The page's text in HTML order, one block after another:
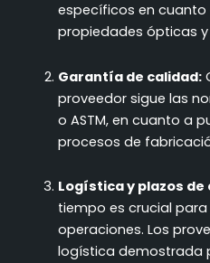
específicos en cuanto
propiedades ópticas
Garantía de calidad:
proveedor sigue las
o ASTM, en cuanto a
procesos de
Logística y plazos
tiempo es crucial
operaciones. Los
logística demostrada